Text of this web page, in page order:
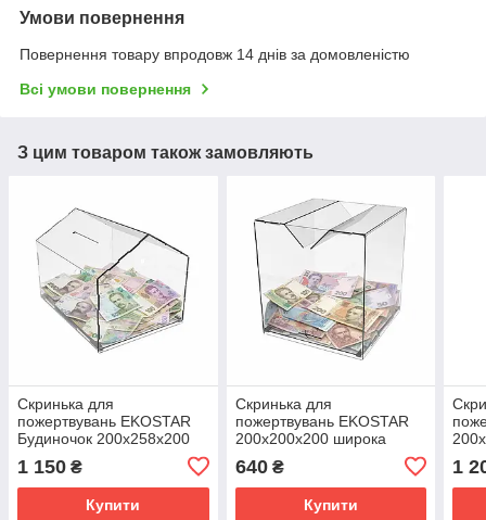
Умови повернення
Повернення товару впродовж 14 днів за домовленістю
Всі умови повернення
З цим товаром також замовляють
Скринька для
пожертвувань EKOSTAR
Будиночок 200х258х200
1 150 ₴
Купити
Скринька для
пожертвувань EKOSTAR
200х200х200 широка
640₴
Купити
1